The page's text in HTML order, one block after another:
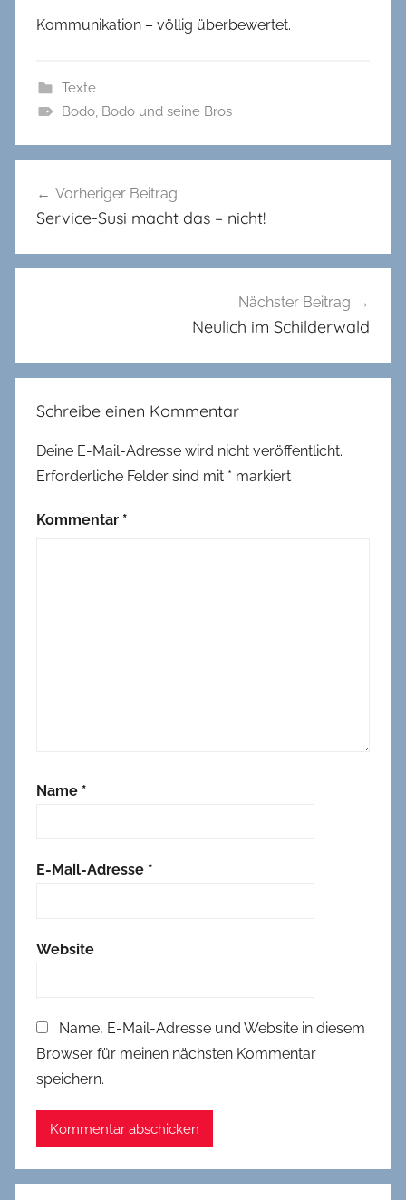
Kommunikation – völlig überbewertet.
Texte
Bodo, Bodo und seine Bros
Vorheriger Beitrag
Service-Susi macht das – nicht!
Nächster Beitrag
Neulich im Schilderwald
Schreibe einen Kommentar
Deine E-Mail-Adresse wird nicht veröffentlicht.
Erforderliche Felder sind mit * markiert
Kommentar *
Name *
E-Mail-Adresse *
Website
Name, E-Mail-Adresse und Website in diesem
Browser für meinen nächsten Kommentar
speichern.